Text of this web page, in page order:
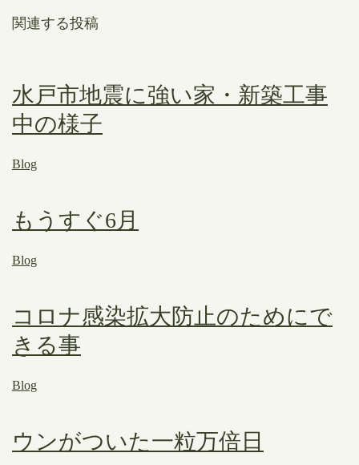
関連する投稿
水戸市地震に強い家・新築工事
中の様子
Blog
もうすぐ6月
Blog
コロナ感染拡大防止のためにで
きる事
Blog
ウンがついた一粒万倍日